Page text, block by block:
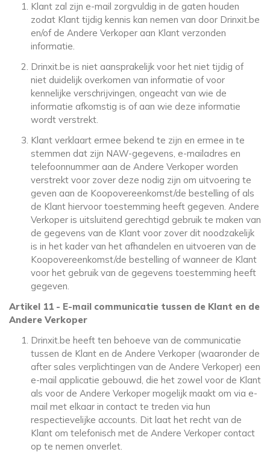
Klant zal zijn e-mail zorgvuldig in de gaten houden
zodat Klant tijdig kennis kan nemen van door Drinxit.be
en/of de Andere Verkoper aan Klant verzonden
informatie.
Drinxit.be is niet aansprakelijk voor het niet tijdig of
niet duidelijk overkomen van informatie of voor
kennelijke verschrijvingen, ongeacht van wie de
informatie afkomstig is of aan wie deze informatie
wordt verstrekt.
Klant verklaart ermee bekend te zijn en ermee in te
stemmen dat zijn NAW-gegevens, e-mailadres en
telefoonnummer aan de Andere Verkoper worden
verstrekt voor zover deze nodig zijn om uitvoering te
geven aan de Koopovereenkomst/de bestelling of als
de Klant hiervoor toestemming heeft gegeven. Andere
Verkoper is uitsluitend gerechtigd gebruik te maken van
de gegevens van de Klant voor zover dit noodzakelijk
is in het kader van het afhandelen en uitvoeren van de
Koopovereenkomst/de bestelling of wanneer de Klant
voor het gebruik van de gegevens toestemming heeft
gegeven.
Artikel 11 - E-mail communicatie tussen de Klant en de
Andere Verkoper
Drinxit.be heeft ten behoeve van de communicatie
tussen de Klant en de Andere Verkoper (waaronder de
after sales verplichtingen van de Andere Verkoper) een
e-mail applicatie gebouwd, die het zowel voor de Klant
als voor de Andere Verkoper mogelijk maakt om via e-
mail met elkaar in contact te treden via hun
respectievelijke accounts. Dit laat het recht van de
Klant om telefonisch met de Andere Verkoper contact
op te nemen onverlet.